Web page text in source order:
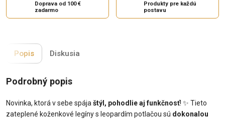
Doprava od 100 €
zadarmo
Produkty pre každú
postavu
Popis Diskusia
Podrobný popis
Novinka, ktorá v sebe spája štýl, pohodlie aj funkčnosť! ✨ Tieto
zateplené koženkové legíny s leopardím potlačou sú dokonalou